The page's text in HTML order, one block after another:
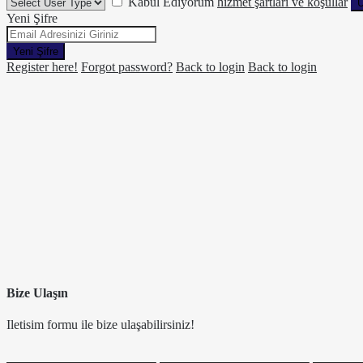
Yeni Şifre
Yeni Şifre
Register here! Forgot password? Back to login Back to login
Bize Ulaşın
Iletisim formu ile bize ulaşabilirsiniz!